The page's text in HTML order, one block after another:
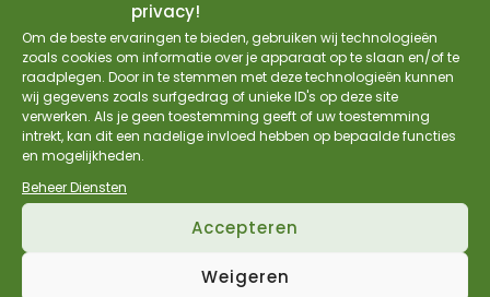
privacy!
Om de beste ervaringen te bieden, gebruiken wij technologieën
zoals cookies om informatie over je apparaat op te slaan en/of te
raadplegen. Door in te stemmen met deze technologieën kunnen
wij gegevens zoals surfgedrag of unieke ID's op deze site
verwerken. Als je geen toestemming geeft of uw toestemming
intrekt, kan dit een nadelige invloed hebben op bepaalde functies
en mogelijkheden.
Beheer Diensten
Accepteren
Weigeren
GRATISverzending in NL
GRATISverzending in BE vanaf €150,-
HogeStaffelkortingen
Zakelijk opfactuurbestellen
Sample aanvragen